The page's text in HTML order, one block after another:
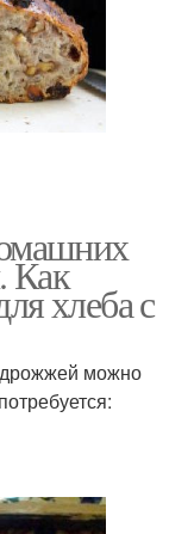
Как
хлеба с
дрожжей можно